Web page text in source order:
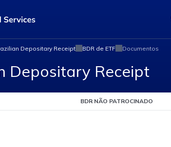
Depositary Receipt BDR de ETF Documentos
Depositary Receipt
BDR NÃO PATROCINADO